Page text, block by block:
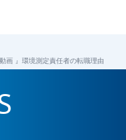
画 』環境測定責任者の転職理由